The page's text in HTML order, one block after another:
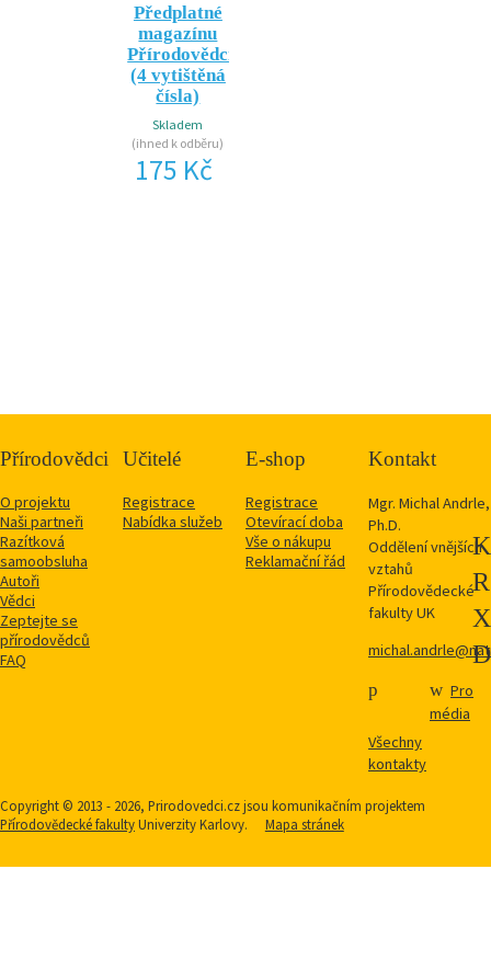
Předplatné
magazínu
Přírodovědci.cz
(4 vytištěná
čísla)
Skladem
(ihned k odběru)
175 Kč
Přírodovědci
O projektu
Naši partneři
Razítková
samoobsluha
Autoři
Vědci
Zeptejte se
přírodovědců
FAQ
Učitelé
Registrace
Nabídka služeb
E-shop
Registrace
Otevírací doba
Vše o nákupu
Reklamační řád
Kontakt
Mgr. Michal Andrle,
Ph.D.
Oddělení vnějších
vztahů
Přírodovědecké
fakulty UK
Všechny
kontakty
Pro
média
Copyright © 2013 - 2026, Prirodovedci.cz jsou komunikačním projektem
Přírodovědecké fakultyUniverzity Karlovy. Mapa stránek